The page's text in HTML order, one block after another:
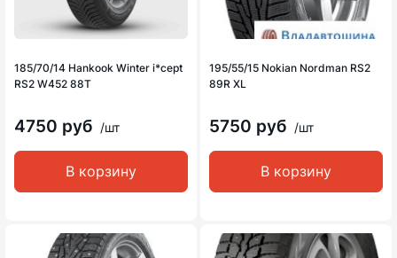
185/70/14 Hankook Winter i*cept
RS2 W452 88T
4750 руб /шт
В корзину
195/55/15 Nokian Nordman RS2
89R XL
5750 руб /шт
В корзину